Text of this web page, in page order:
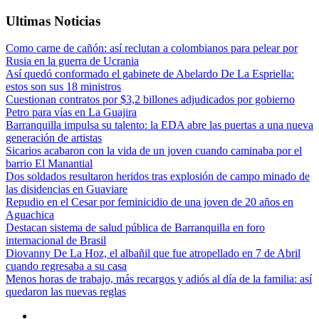
Ultimas Noticias
Como carne de cañón: así reclutan a colombianos para pelear por
Rusia en la guerra de Ucrania
Así quedó conformado el gabinete de Abelardo De La Espriella:
estos son sus 18 ministros
Cuestionan contratos por $3,2 billones adjudicados por gobierno
Petro para vías en La Guajira
Barranquilla impulsa su talento: la EDA abre las puertas a una nueva
generación de artistas
Sicarios acabaron con la vida de un joven cuando caminaba por el
barrio El Manantial
Dos soldados resultaron heridos tras explosión de campo minado de
las disidencias en Guaviare
Repudio en el Cesar por feminicidio de una joven de 20 años en
Aguachica
Destacan sistema de salud pública de Barranquilla en foro
internacional de Brasil
Diovanny De La Hoz, el albañil que fue atropellado en 7 de Abril
cuando regresaba a su casa
Menos horas de trabajo, más recargos y adiós al día de la familia: así
quedaron las nuevas reglas